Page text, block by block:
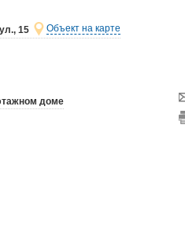
15 Объект на карте
доме